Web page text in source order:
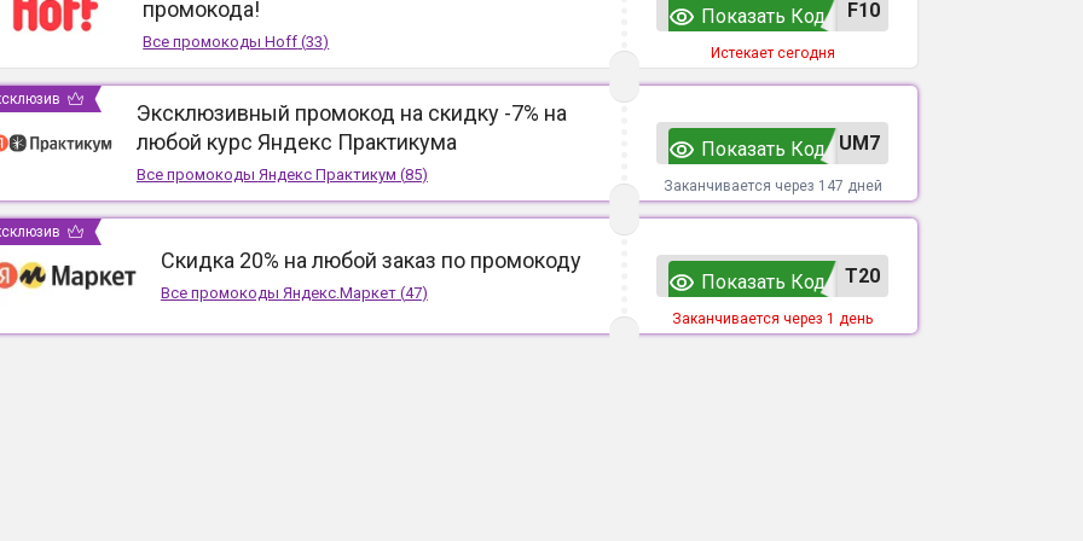
промокода!
Все промокодыHoff (33)
F10
Показать Код
Истекает сегодня
Эксклюзивный промокод на скидку -7% на
любой курс Яндекс Практикума
Все промокоды Яндекс Практикум (85)
UM7
Показать Код
Заканчивается через 147 дней
Скидка 20% на любой заказ по промокоду
Все промокоды Яндекс.Маркет(47)
T20
Показать Код
Заканчивается через 1 день